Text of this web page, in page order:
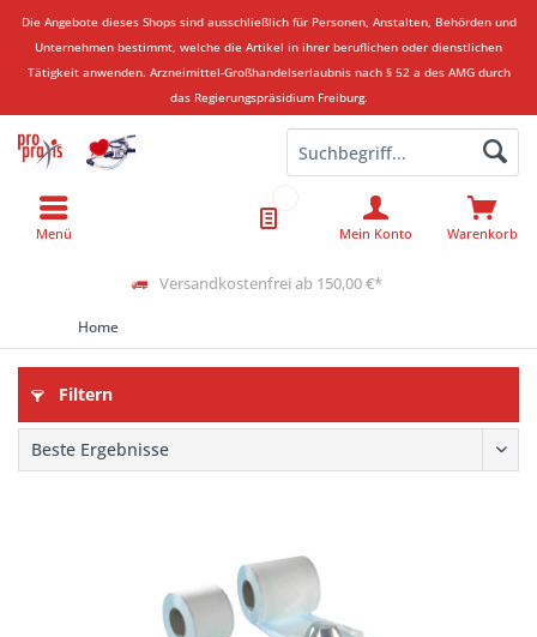
Die Angebote dieses Shops sind ausschließlich für Personen, Anstalten, Behörden und
Unternehmen bestimmt, welche die Artikel in ihrer beruflichen oder dienstlichen
Tätigkeit anwenden. Arzneimittel-Großhandelserlaubnis nach § 52 a des AMG durch
das Regierungspräsidium Freiburg.
Versandkostenfrei ab 150,00 €*
Warenkorb
Mein Konto
Menü
Home
Filtern